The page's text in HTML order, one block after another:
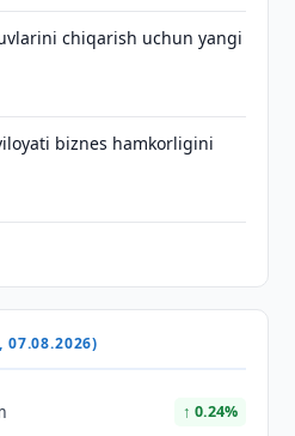
chiqarish uchun yangi
biznes hamkorligini
07.08.2026)
↑ 0.24%